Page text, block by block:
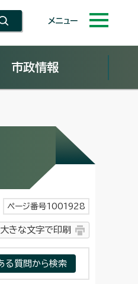
メニュー
市政情報
ページ番号1001928
大きな文字で印刷